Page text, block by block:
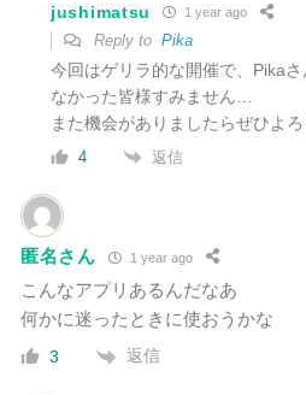
jushimatsu 1 year ago
Reply to Pika
今回はゲリラ的な開催で、Pika
なかった皆様すみません…
また機会がありましたらぜひよ
4 返信
匿名さん 1 year ago
こんなアプリあるんだなあ
何かに迷ったときに使おうかな
3 返信